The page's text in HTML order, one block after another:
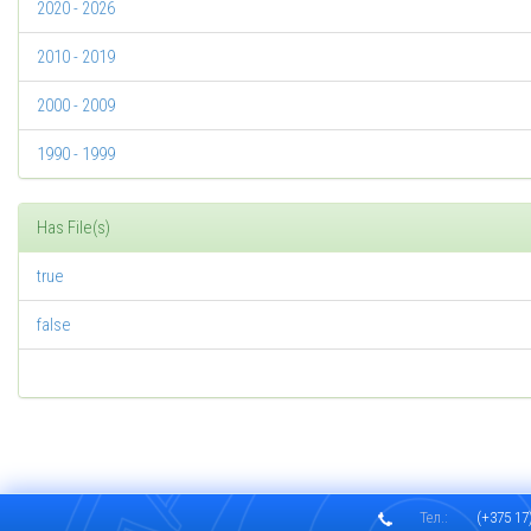
2020 - 2026
2010 - 2019
2000 - 2009
1990 - 1999
Has File(s)
true
false
Тел.:
(+375